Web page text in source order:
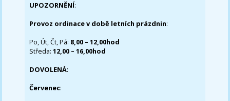
UPOZORNĚNÍ:
Provoz ordinace v době letních prázdnin:
Po, Út, Čt, Pá: 8,00 – 12,00hod
Středa:12,00 – 16,00hod
DOVOLENÁ:
Červenec: